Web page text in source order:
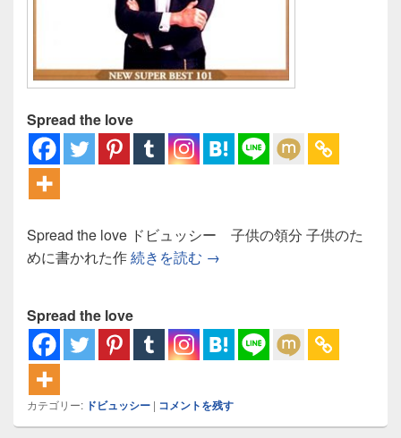
Spread the love
Spread the love ドビュッシー 子供の領分 子供のた
めに書かれた作続きを読む ドビュッシー 子供の領分：
→
Spread the love
カテゴリー: ドビュッシー | コメントを残す